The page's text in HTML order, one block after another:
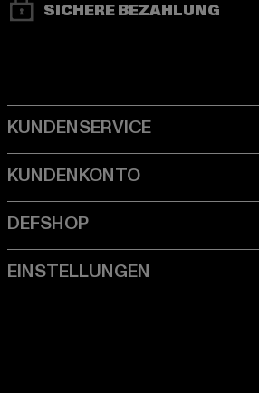
SICHERE BEZAHLUNG